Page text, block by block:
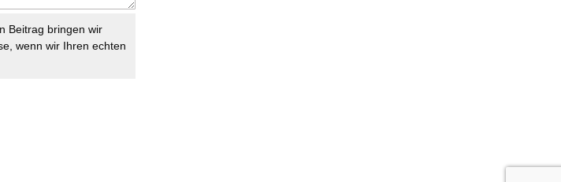
Beitrag bringen wir
wenn wir Ihren echten